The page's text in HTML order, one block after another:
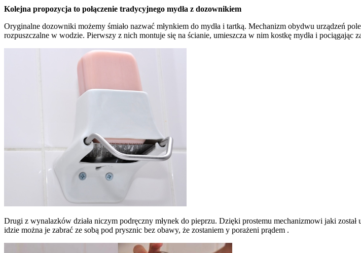
Kolejna propozycja to połączenie tradycyjnego mydła z dozownikiem
Oryginalne dozowniki możemy śmiało nazwać młynkiem do mydła i tartką. Mechanizm obydwu urządzeń
rozpuszczalne w wodzie. Pierwszy z nich montuje się na ścianie, umieszcza w nim kostkę mydła i pociągając
Drugi z wynalazków działa niczym podręczny młynek do pieprzu. Dzięki prostemu mechanizmowi jaki
idzie można je zabrać ze sobą pod prysznic bez obawy, że zostaniem y porażeni prądem .